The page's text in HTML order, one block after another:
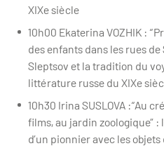
XIXe siècle
10h00 Ekaterina VOZHIK :
des enfants dans les rues
Sleptsov et la tradition du
littérature russe du XIXe
10h30 Irina SUSLOVA :“Au
films, au jardin zoologique”
d’un pionnier avec les